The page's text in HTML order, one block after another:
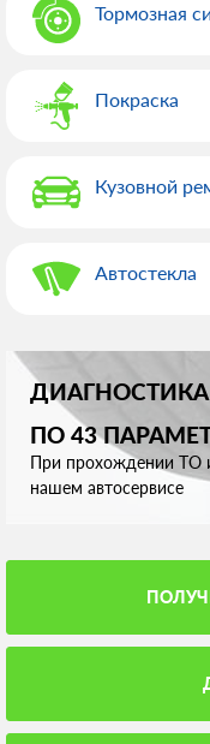
Тормозная
Покраска
Кузовной
Автостекла
ДИАГНОСТИКА
ПО 43
При прохождении ТО
нашем автосервисе